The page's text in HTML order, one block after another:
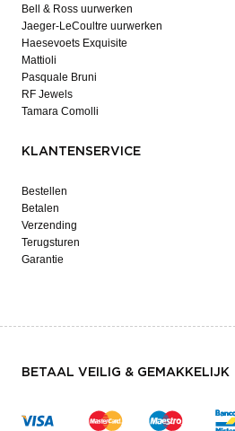
Bell & Ross uurwerken
Jaeger-LeCoultre uurwerken
Haesevoets Exquisite
Mattioli
Pasquale Bruni
RF Jewels
Tamara Comolli
KLANTENSERVICE
Bestellen
Betalen
Verzending
Terugsturen
Garantie
BETAAL VEILIG & GEMAKKELIJK